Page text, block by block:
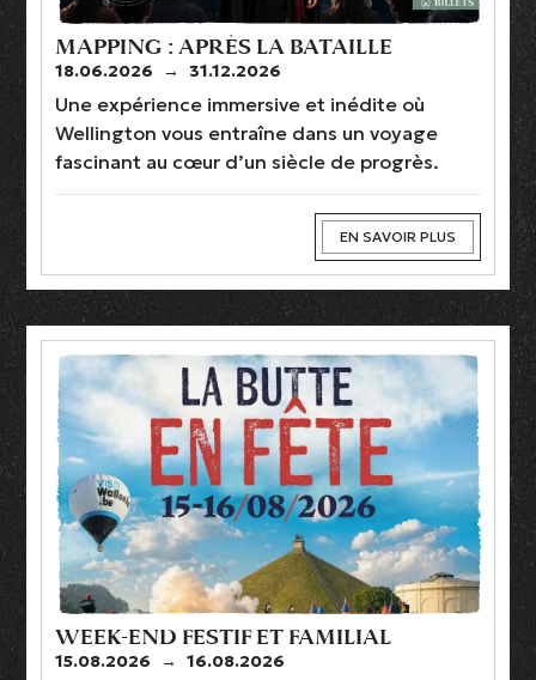
MAPPING : APRÈS LA BATAILLE
18.06.2026 → 31.12.2026
Une expérience immersive et inédite où
Wellington vous entraîne dans un voyage
fascinant au cœur d’un siècle de progrès.
EN SAVOIR PLUS
WEEK-END FESTIF ET FAMILIAL
15.08.2026 → 16.08.2026